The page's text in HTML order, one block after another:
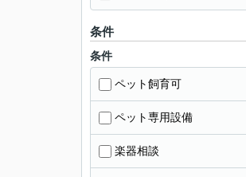
条件
条件
ペット飼育可
ペット専用設備
楽器相談